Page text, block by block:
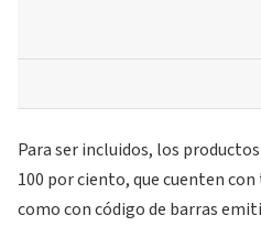
Para ser incluidos, los
100 por ciento, que cuenten
como con código de barras